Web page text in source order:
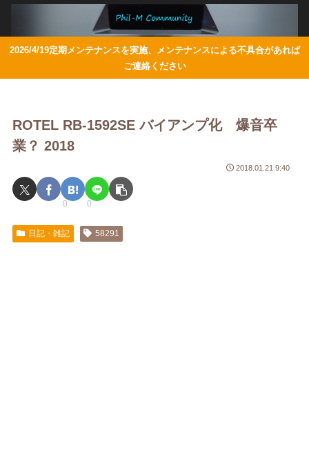
2026/4/19定期メンテナンスを実施、メンテナンスによる不具合があれば
ご連絡ください
ROTEL RB-1592SE バイアンプ化 爆音卒
業？ 2018
2018.01.21 9:40
0 0
日記・雑記 58291